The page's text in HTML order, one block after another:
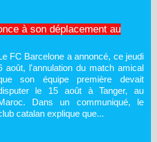
à son déplacement au
FC Barcelone a annoncé, ce jeudi
août, l'annulation du match amical
son équipe première devait
le 15 août à Tanger, au
Dans un communiqué, le
catalan explique que...